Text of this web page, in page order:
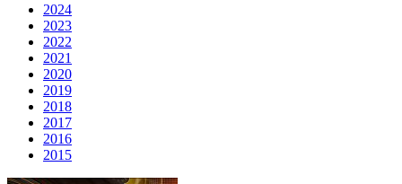
2024
2023
2022
2021
2020
2019
2018
2017
2016
2015